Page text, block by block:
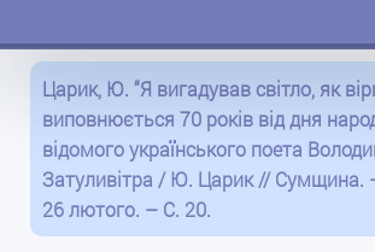
Царик, Ю. “Я вигадував світло, як
виповнюється 70 років від дня
відомого українського поета
Затуливітра / Ю. Царик //
26 лютого. – С. 20.